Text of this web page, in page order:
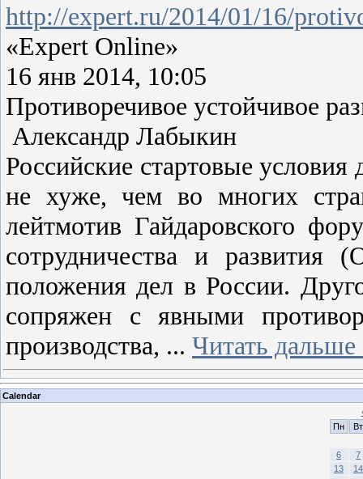
http://expert.ru/2014/01/16/
«Expert Online»
16 янв 2014, 10:05
Противоречивое устойчивое
Александр Лабыкин
Российские стартовые
не хуже, чем во многих
лейтмотив Гайдаровского
сотрудничества и развития
положения дел в России.
сопряжен с явными
производства, ... Читать дальше
Calendar
Пн
Вт
6
7
13
14